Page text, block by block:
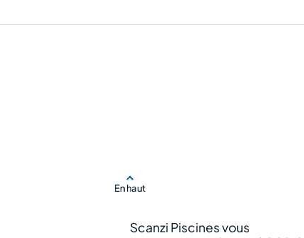
En haut
Scanzi Piscines vous